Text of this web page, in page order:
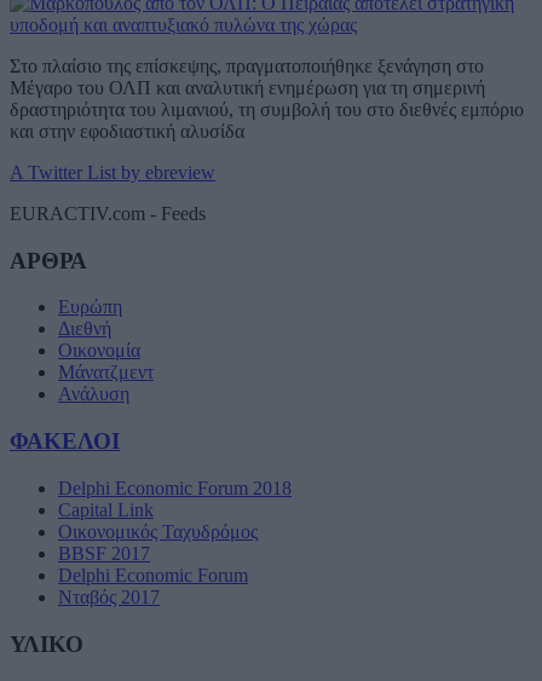
Στο πλαίσιο της επίσκεψης, πραγματοποιήθηκε ξενάγηση στο
Μέγαρο του ΟΛΠ και αναλυτική ενημέρωση για τη σημερινή
δραστηριότητα του λιμανιού, τη συμβολή του στο διεθνές εμπόριο
και στην εφοδιαστική αλυσίδα
A Twitter List by ebreview
EURACTIV.com - Feeds
ΑΡΘΡΑ
Ευρώπη
Διεθνή
Οικονομία
Μάνατζμεντ
Ανάλυση
ΦΑΚΕΛΟΙ
Delphi Economic Forum 2018
Capital Link
Οικονομικός Ταχυδρόμος
BBSF 2017
Delphi Economic Forum
Νταβός 2017
ΥΛΙΚΟ